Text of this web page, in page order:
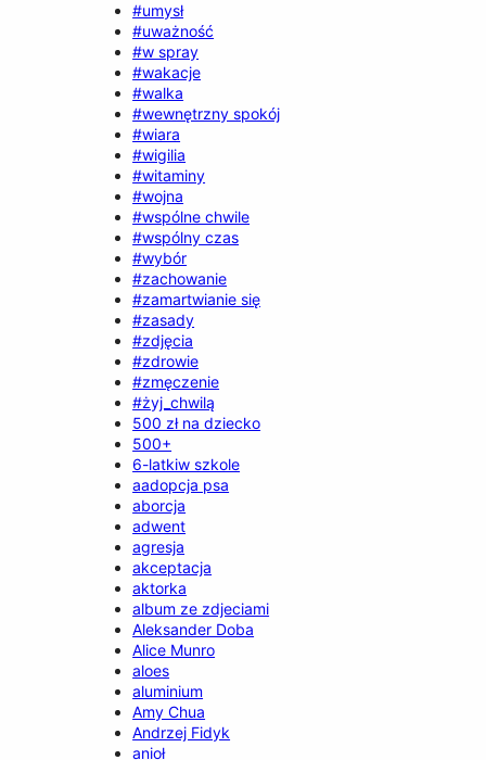
#umysł
#uważność
#w spray
#wakacje
#walka
#wewnętrzny spokój
#wiara
#wigilia
#witaminy
#wojna
#wspólne chwile
#wspólny czas
#wybór
#zachowanie
#zamartwianie się
#zasady
#zdjęcia
#zdrowie
#zmęczenie
#żyj_chwilą
500 zł na dziecko
500+
6-latkiw szkole
aadopcja psa
aborcja
adwent
agresja
akceptacja
aktorka
album ze zdjeciami
Aleksander Doba
Alice Munro
aloes
aluminium
Amy Chua
Andrzej Fidyk
anioł